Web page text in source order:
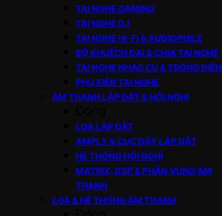
TAI NGHE GAMING
TAI NGHE DJ
TAI NGHE HI-FI & AUDIOPHILE
BỘ KHUẾCH ĐẠI & CHIA TAI NGHE
TAI NGHE NHẠC CỤ & TRỐNG ĐIỆN
PHỤ KIỆN TAI NGHE
ÂM THANH LẮP ĐẶT & HỘI NGHỊ
LOA LẮP ĐẶT
AMPLY & CỤC ĐẨY LẮP ĐẶT
HỆ THỐNG HỘI NGHỊ
MATRIX, DSP & PHÂN VÙNG ÂM
THANH
LOA & HỆ THỐNG ÂM THANH